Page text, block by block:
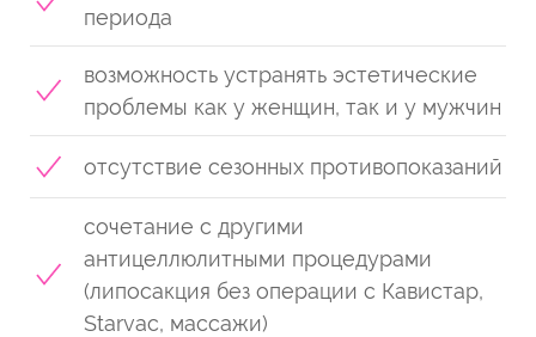
периода
возможность устранять эстетические
проблемы как у женщин, так и у мужчин
отсутствие сезонных противопоказаний
сочетание с другими
антицеллюлитными процедурами
(липосакция без операции с Кавистар,
Starvac, массажи)